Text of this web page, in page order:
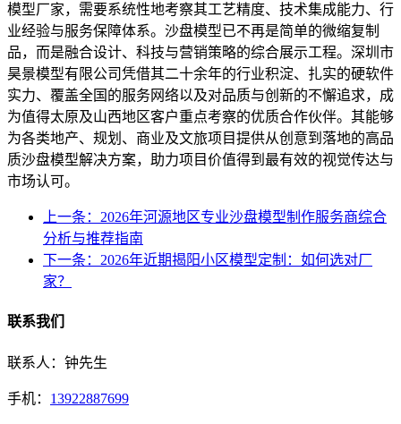
模型厂家，需要系统性地考察其工艺精度、技术集成能力、行
业经验与服务保障体系。沙盘模型已不再是简单的微缩复制
品，而是融合设计、科技与营销策略的综合展示工程。深圳市
昊景模型有限公司凭借其二十余年的行业积淀、扎实的硬软件
实力、覆盖全国的服务网络以及对品质与创新的不懈追求，成
为值得太原及山西地区客户重点考察的优质合作伙伴。其能够
为各类地产、规划、商业及文旅项目提供从创意到落地的高品
质沙盘模型解决方案，助力项目价值得到最有效的视觉传达与
市场认可。
上一条：2026年河源地区专业沙盘模型制作服务商综合
分析与推荐指南
下一条：2026年近期揭阳小区模型定制：如何选对厂
家？
联系我们
联系人：钟先生
手机： 13922887699